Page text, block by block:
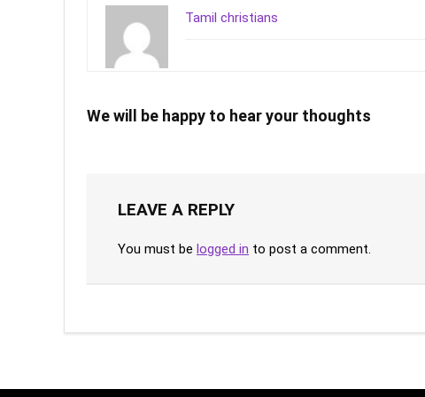
Tamil christians
We will be happy to hear your thoughts
LEAVE A REPLY
You must be logged in to post a comment.